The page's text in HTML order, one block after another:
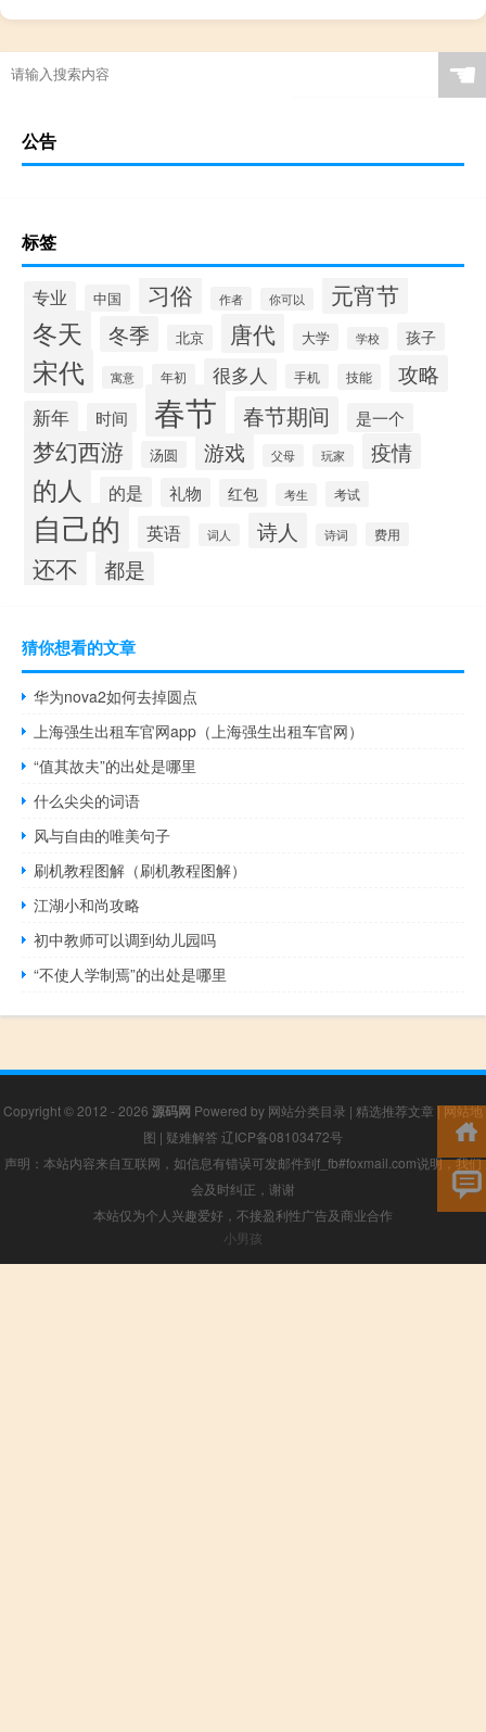
☚
公告
标签
专业 中国 习俗 作者 你可以 元宵节
冬天 冬季 北京 唐代 大学 学校 孩子
宋代 寓意 年初 很多人 手机 技能 攻略
新年 时间 春节 春节期间 是一个
梦幻西游 汤圆 游戏 父母 玩家 疫情
的人 的是 礼物 红包 考生 考试
自己的 英语 词人 诗人 诗词 费用
还不 都是
猜你想看的文章
华为nova2如何去掉圆点
上海强生出租车官网app（上海强生出租车官网）
“值其故夫”的出处是哪里
什么尖尖的词语
风与自由的唯美句子
刷机教程图解（刷机教程图解）
江湖小和尚攻略
初中教师可以调到幼儿园吗
“不使人学制焉”的出处是哪里
Copyright © 2012 - 2026 源码网 Powered by 网站分类目录 | 精选推荐文章 |网站地
图 | 疑难解答 辽ICP备08103472号
声明：本站内容来自互联网，如信息有错误可发邮件到f_fb#foxmail.com说明，我们
会及时纠正，谢谢
本站仅为个人兴趣爱好，不接盈利性广告及商业合作
小男孩